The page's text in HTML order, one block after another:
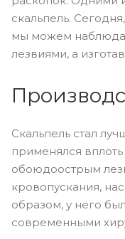
скальпель.
мы можем
лезвиями, а
Скальпель стал
применялся
обоюдоострым
кровопускания,
образом, у него
современными